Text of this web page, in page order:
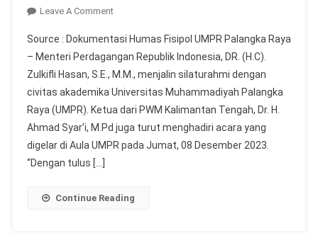
Leave A CommentOn
Perdagangan
Zulkifli
Hasan
Silahturahmi
Dengan
Civitas
Akademika
Source : Dokumentasi Humas Fisipol UMPR Palangka Raya
– Menteri Perdagangan Republik Indonesia, DR. (H.C).
Zulkifli Hasan, S.E., M.M., menjalin silaturahmi dengan
civitas akademika Universitas Muhammadiyah Palangka
Raya (UMPR). Ketua dari PWM Kalimantan Tengah, Dr. H.
Ahmad Syar’i, M.Pd juga turut menghadiri acara yang
digelar di Aula UMPR pada Jumat, 08 Desember 2023.
“Dengan tulus […]
Continue Reading